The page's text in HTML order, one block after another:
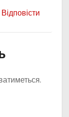
Відповісти